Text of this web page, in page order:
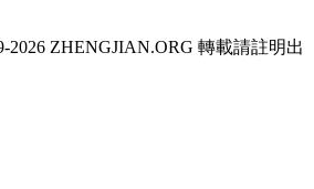
2026 ZHENGJIAN.ORG 轉載請註明出